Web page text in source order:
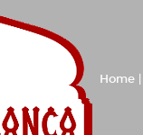
Home